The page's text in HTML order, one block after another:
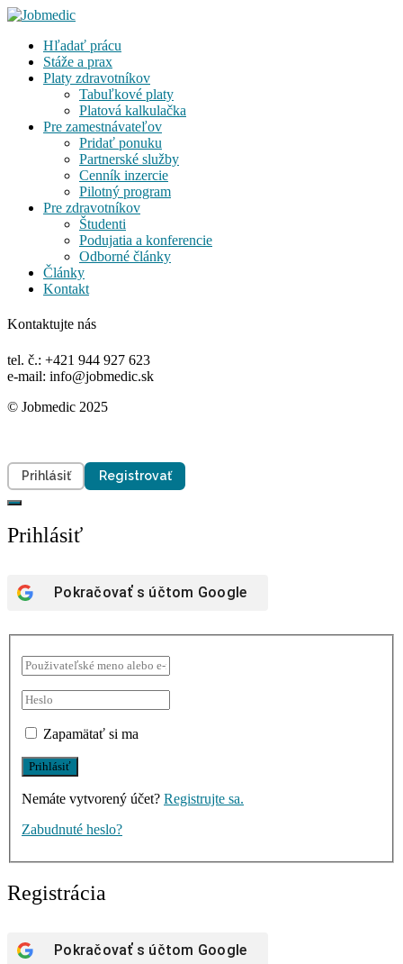
Hľadať prácu
Stáže a prax
Platy zdravotníkov
Tabuľkové platy
Platová kalkulačka
Pre zamestnávateľov
Pridať ponuku
Partnerské služby
Cenník inzercie
Pilotný program
Pre zdravotníkov
Študenti
Podujatia a konferencie
Odborné články
Články
Kontakt
Kontaktujte nás
tel. č.: +421 944 927 623
e-mail: info@jobmedic.sk
© Jobmedic 2025
Prihlásiť Registrovať
Prihlásiť
Pokračovať s účtom Google
Zapamätať si ma
Nemáte vytvorený účet? Registrujte sa.
Zabudnuté heslo?
Registrácia
Pokračovať s účtom Google